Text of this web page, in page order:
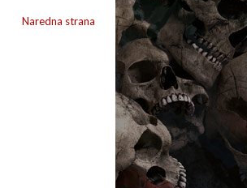
Naredna strana